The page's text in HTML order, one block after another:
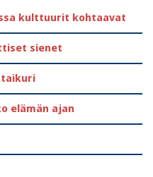
kulttuurit kohtaavat
sienet
taikuri
elämän ajan